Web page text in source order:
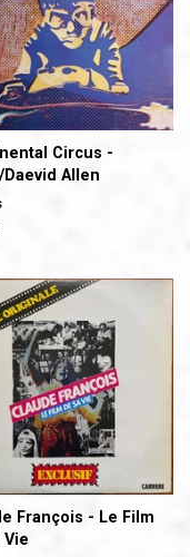
Circus -
Daevid Allen
François - Le Film
Vie